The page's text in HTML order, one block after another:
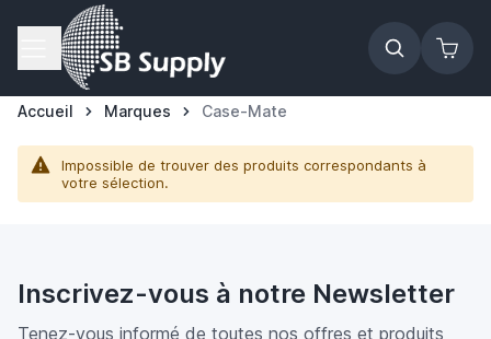
Allez au contenu
Accueil Marques Case-Mate
Impossible de trouver des produits correspondants à
votre sélection.
Inscrivez-vous à notre Newsletter
Tenez-vous informé de toutes nos offres et produits